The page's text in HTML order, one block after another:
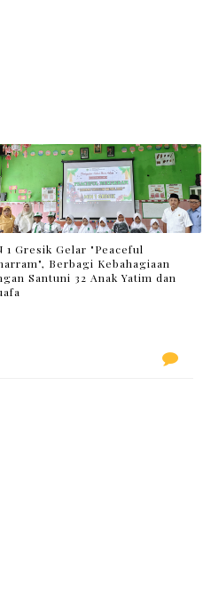
1 Gresik Gelar "Peaceful
Berbagi Kebahagiaan
Santuni 32 Anak Yatim dan